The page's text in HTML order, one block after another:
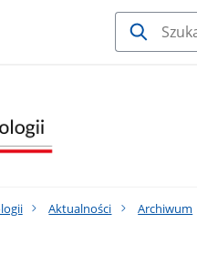
Aktualności Archiwum